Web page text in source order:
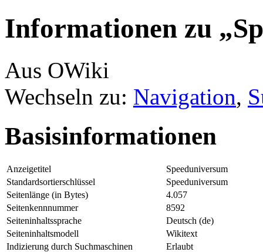
Informationen zu
Aus OWiki
Wechseln zu: Navigation,
Basisinformationen
Anzeigetitel
Speeduniversum
Standardsortierschlüssel
Speeduniversum
Seitenlänge (in Bytes)
4.057
Seitenkennnummer
8592
Seiteninhaltssprache
Deutsch (de)
Seiteninhaltsmodell
Wikitext
Indizierung durch Suchmaschinen
Erlaubt